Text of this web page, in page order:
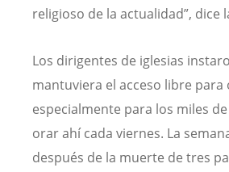
religioso de la actualidad”, dice
Los dirigentes de iglesias
mantuviera el acceso libre para
especialmente para los miles
orar ahí cada viernes. La
después de la muerte de tres